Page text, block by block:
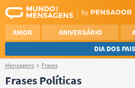
AMOR ANIVERSÁRIO
DIA DOS PAIS
REFLEXÃO
Mensagens Frases
Frases Políticas